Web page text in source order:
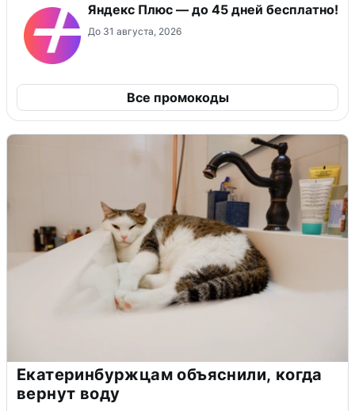
Яндекс Плюс — до 45 дней бесплатно!
До 31 августа, 2026
Все промокоды
Екатеринбуржцам объяснили, когда
вернут воду